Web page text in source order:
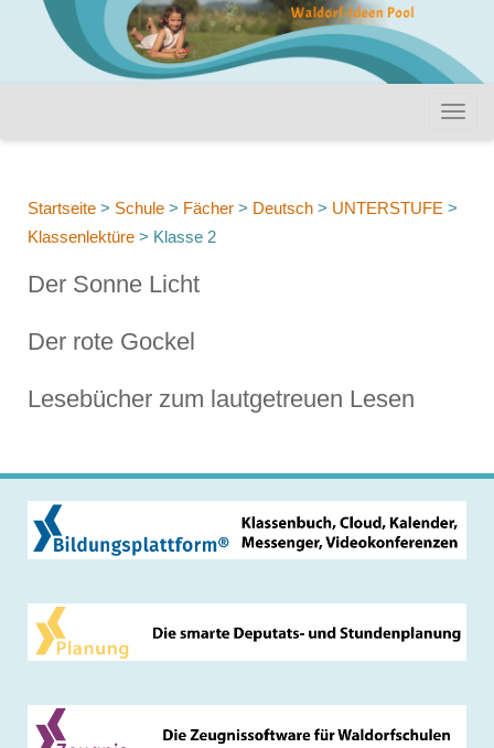
Startseite > Schule > Fächer > Deutsch > UNTERSTUFE >
Klassenlektüre > Klasse 2
Der Sonne Licht
Der rote Gockel
Lesebücher zum lautgetreuen Lesen